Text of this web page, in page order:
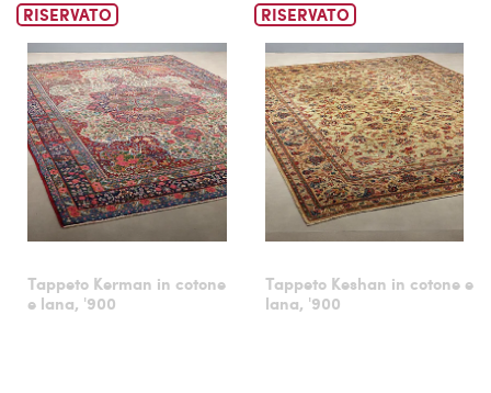
RISERVATO
Tappeto Kerman in cotone
e lana, '900
RISERVATO
Tappeto Keshan in cotone e
lana, '900